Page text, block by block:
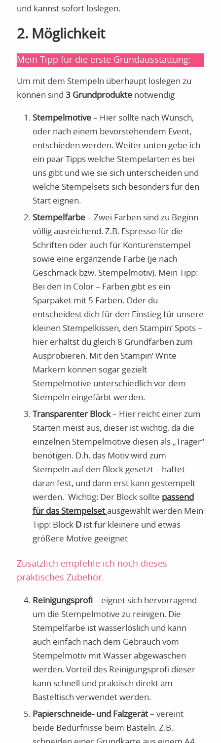
und kannst sofort loslegen.
2. Möglichkeit
Mein Tipp für die erste Grundausstattung:
Um mit dem Stempeln überhaupt loslegen zu
können sind 3 Grundproduktenotwendig
Stempelmotive– Hier sollte nach Wunsch,
oder nach einem bevorstehendem Event,
entschieden werden. Weiter unten gebe ich
ein paar Tipps welche Stempelarten es bei
uns gibt und wie sie sich unterscheiden und
welche Stempelsets sich besonders für den
Start eignen.
Stempelfarbe– Zwei Farben sind zu Beginn
völlig ausreichend. Z.B. Espresso für die
Schriften oder auch für Konturenstempel
sowie eine ergänzende Farbe (je nach
Geschmack bzw. Stempelmotiv). Mein Tipp:
Bei den In Color – Farben gibt es ein
Sparpaket mit 5 Farben. Oder du
entscheidest dich für den Einstieg für unsere
kleinen Stempelkissen, den Stampin‘ Spots –
hier erhältst du gleich 8 Grundfarben zum
Ausprobieren. Mit den Stampin‘ Write
Markern können sogar gezielt
Stempelmotive unterschiedlich vor dem
Stempeln eingefärbt werden.
Transparenter Block– Hier reicht einer zum
Starten meist aus, dieser ist wichtig, da die
einzelnen Stempelmotive diesen als „Träger“
benötigen. D.h. das Motiv wird zum
Stempeln auf den Block gesetzt – haftet
daran fest, und dann erst kann gestempelt
werden. Wichtig: Der Block sollte passend
für das Stempelsetausgewählt werden Mein
Tipp: Block D ist für kleinere und etwas
größere Motive geeignet
Zusätzlich empfehle ich noch dieses
praktisches Zubehör.
Reinigungsprofi– eignet sich hervorragend
um die Stempelmotive zu reinigen. Die
Stempelfarbe ist wasserlöslich und kann
auch einfach nach dem Gebrauch vom
Stempelmotiv mit Wasser abgewaschen
werden. Vorteil des Reinigungsprofi dieser
kann schnell und praktisch direkt am
Basteltisch verwendet werden.
Papierschneide- und Falzgerät– vereint
beide Bedürfnisse beim Basteln. Z.B.